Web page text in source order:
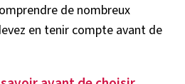
de nombreux
en tenir compte avant de